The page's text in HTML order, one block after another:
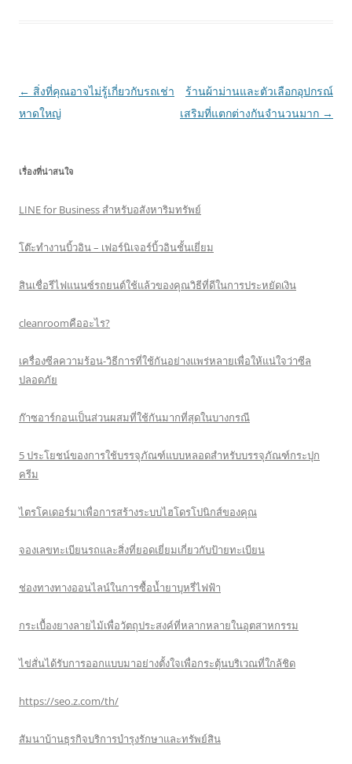
Post
navigation
← สิ่งที่คุณอาจไม่รู้เกี่ยวกับรถเช่า
หาดใหญ่
ร้านผ้าม่านและตัวเลือกอุปกรณ์
เสริมที่แตกต่างกันจำนวนมาก →
เรื่องที่น่าสนใจ
LINE for Business สำหรับอสังหาริมทรัพย์
โต๊ะทำงานบิ้วอิน – เฟอร์นิเจอร์บิ้วอินชั้นเยี่ยม
สินเชื่อรีไฟแนนซ์รถยนต์ใช้แล้วของคุณวิธีที่ดีในการประหยัดเงิน
cleanroomคืออะไร?
เครื่องซีลความร้อน-วิธีการที่ใช้กันอย่างแพร่หลายเพื่อให้แน่ใจว่าซีล
ปลอดภัย
ก๊าซอาร์กอนเป็นส่วนผสมที่ใช้กันมากที่สุดในบางกรณี
5 ประโยชน์ของการใช้บรรจุภัณฑ์แบบหลอดสำหรับบรรจุภัณฑ์กระปุก
ครีม
ไตรโคเดอร์มาเพื่อการสร้างระบบไฮโดรโปนิกส์ของคุณ
จองเลขทะเบียนรถและสิ่งที่ยอดเยี่ยมเกี่ยวกับป้ายทะเบียน
ช่องทางทางออนไลน์ในการซื้อน้ำยาบุหรี่ไฟฟ้า
กระเบื้องยางลายไม้เพื่อวัตถุประสงค์ที่หลากหลายในอุตสาหกรรม
ไข่สั่นได้รับการออกแบบมาอย่างตั้งใจเพื่อกระตุ้นบริเวณที่ใกล้ชิด
https://seo.z.com/th/
สัมนาบ้านธุรกิจบริการบำรุงรักษาและทรัพย์สิน